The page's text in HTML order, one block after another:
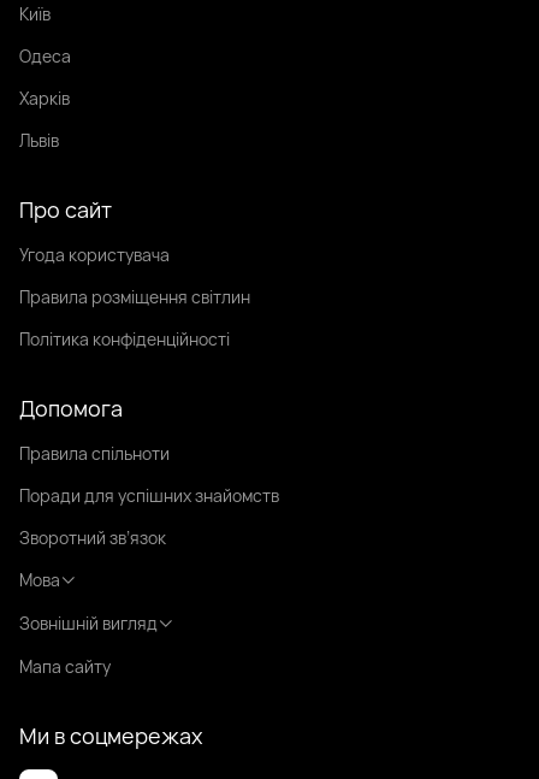
Київ
Одеса
Харків
Львів
Про сайт
Угода користувача
Правила розміщення світлин
Політика конфіденційності
Допомога
Правила спільноти
Поради для успішних знайомств
Зворотний зв’язок
Мова
Зовнішній вигляд
Мапа сайту
Ми в соцмережах